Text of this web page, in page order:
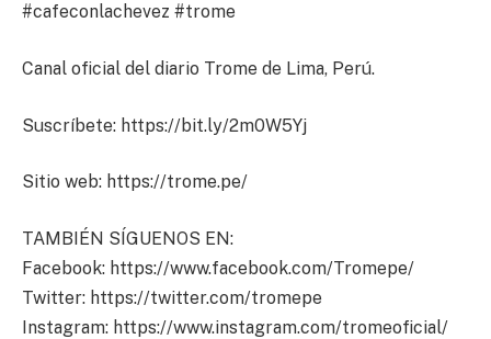
#cafeconlachevez #trome
Canal oficial del diario Trome de Lima, Perú.
Suscríbete: https://bit.ly/2m0W5Yj
Sitio web: https://trome.pe/
TAMBIÉN SÍGUENOS EN:
Facebook: https://www.facebook.com/Tromepe/
Twitter: https://twitter.com/tromepe
Instagram: https://www.instagram.com/tromeoficial/